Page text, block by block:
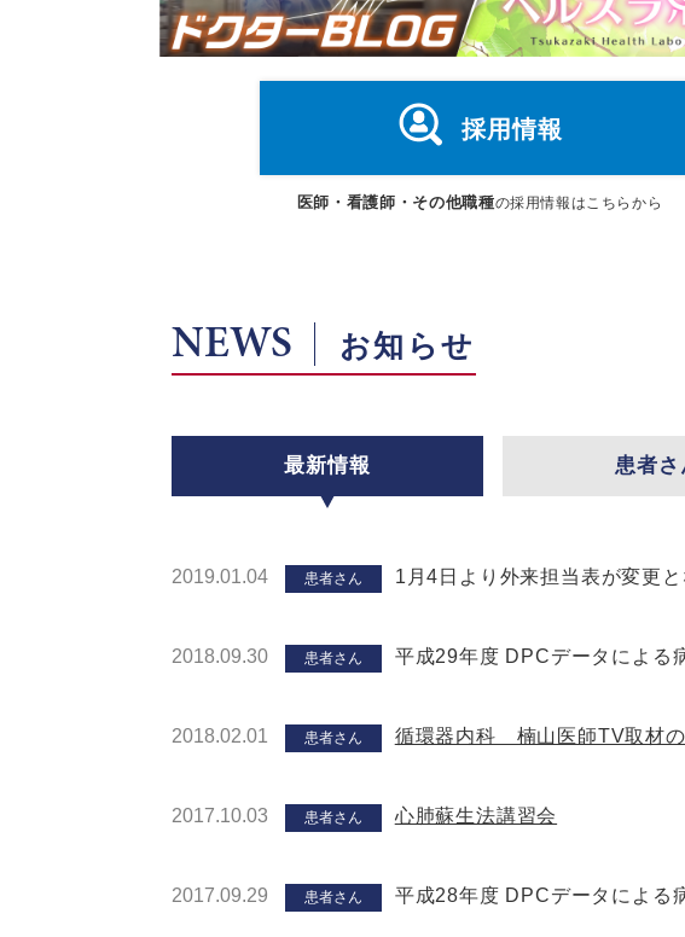
採用情報
医師・看護師・その他職種の採用情報はこちらから
NEWS お知らせ
最新情報 患者さ
2019.01.04 患者さん 1月4日より外来担当表が変更
2018.09.30 患者さん 平成29年度 DPCデータによる
2018.02.01 患者さん 循環器内科 楠山医師TV取材
2017.10.03 患者さん 心肺蘇生法講習会
2017.09.29 患者さん 平成28年度 DPCデータによる